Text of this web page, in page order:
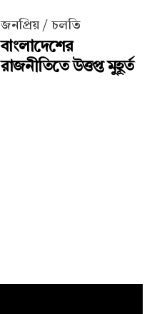
জনপ্রিয় / চলতি
বাংলাদেশের
রাজনীতিতে উত্তপ্ত মুহূর্ত